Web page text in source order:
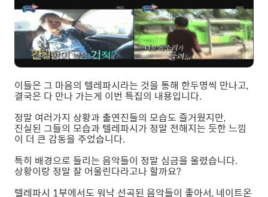
이들은 그 마음의 텔레파시라는 것을 통해 한두명씩 만나고,
결국은 다 만나 가는게 이번 특집의 내용입니다.
정말 여러가지 상황과 출연진들의 모습도 즐거웠지만,
진실된 그들의 모습과 텔레파시가 정말 전해지는 듯한 느낌
이 더 큰 감동을 주었습니다.
특히 배경으로 들리는 음악들이 정말 심금을 울렸습니다.
상황이랑 정말 잘 어울린다라고나 할까요?
텔레파시 1부에서도 워낙 선곡된 음악들이 좋아서, 네이트온